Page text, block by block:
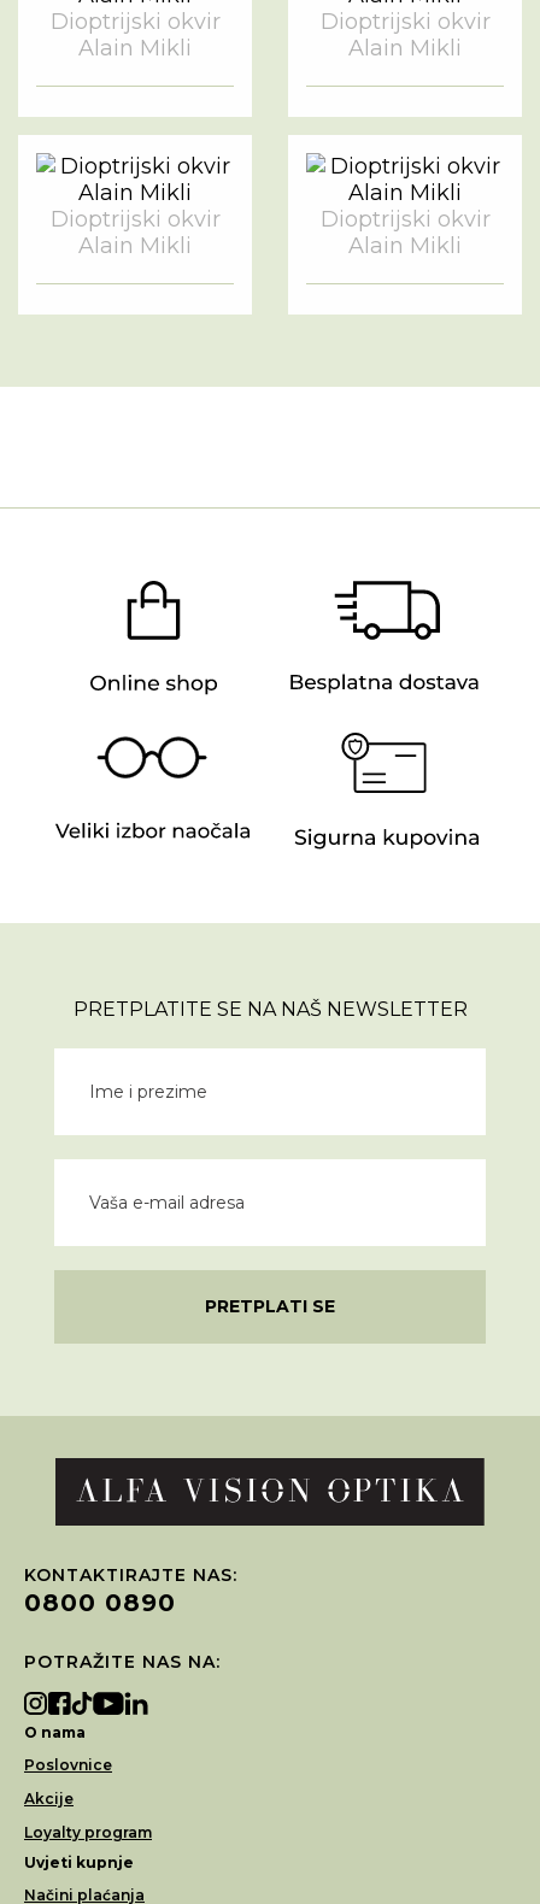
Dioptrijski okvir
Alain Mikli
Dioptrijski okvir
Alain Mikli
Dioptrijski okvir
Alain Mikli
Dioptrijski okvir
Alain Mikli
PRETPLATITE SE NA NAŠ NEWSLETTER
PRETPLATI SE
KONTAKTIRAJTE NAS:
0800 0890
POTRAŽITE NAS NA:
O nama
Poslovnice
Akcije
Loyalty program
Uvjeti kupnje
Načini plaćanja